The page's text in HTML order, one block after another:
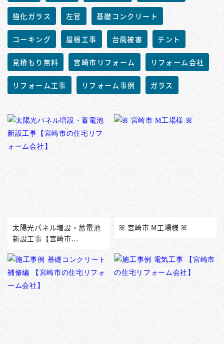
強化ガラス 左官 基礎コンクリート
コーキング 屋根工事 台風被害 テント
見積もり無料 宮崎市リフォーム リフォーム会社
リフォーム工事 リフォーム事例 ガラス
太陽光パネル増設・蓄電池
新設工事【宮崎市...
ꕤ 宮崎市 M工場様 ꕤ